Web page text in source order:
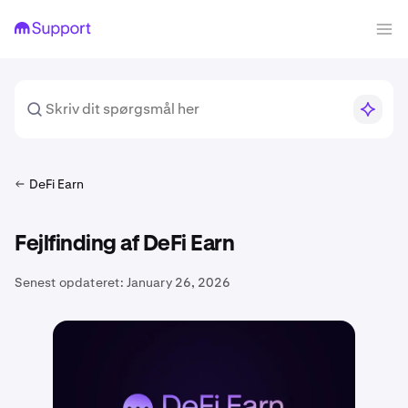
DeFi Earn
Fejlfinding af DeFi Earn
Senest opdateret: January 26, 2026